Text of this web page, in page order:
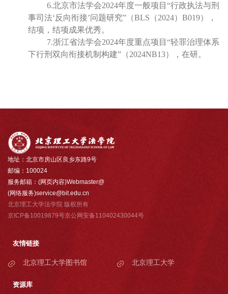
6.北京市法学会2024年度一般项目“行政执法与刑
事司法‘反向衔接’问题研究”（BLS（2024）B019），
结项，结项成果优秀。
7.浙江省法学会2024年度重点项目“轻罪治理体系
下行刑双向衔接机制构建”（2024NB13），在研。
地址：北京市房山区良乡东路9号
邮编：100024
服务邮箱：(网页内容)Webmaster@
(网络服务)service@bit.edu.cn
北京理工大学法学院 版权所有
京ICP备10019879号京公网安备110402430044号
友情链接
北京理工大学图书馆 北京理工大学
资源库